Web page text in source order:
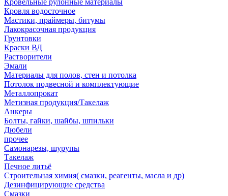
Кровельные рулонные материалы
Кровля водосточное
Мастики, праймеры, битумы
Лакокрасочная продукция
Грунтовки
Краски ВД
Растворители
Эмали
Материалы для полов, стен и потолка
Потолок подвесной и комплектующие
Металлопрокат
Метизная продукция/Такелаж
Анкеры
Болты, гайки, шайбы, шпильки
Дюбели
прочее
Самонарезы, шурупы
Такелаж
Печное литьё
Строительная химия( смазки, реагенты, масла и др)
Дезинфицирующие средства
Смазки